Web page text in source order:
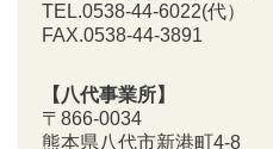
TEL.0538-44-6022(代）
FAX.0538-44-3891
【八代事業所】
〒866-0034
熊本県八代市新港町4-8